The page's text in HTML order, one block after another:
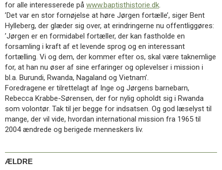
9.0:
Forside
10.0:
Nyheder
11.0:
Kalender
12.0:
Inspiration
13.0:
Værktøjskassen
14.0:
Mission
15.0:
Om
BaptistKirken
16.0:
Kontakt
Næste
indlæg:
Håndbogen
udForrige
for alle interesserede på www.baptisthistorie.dk.
’Det var en stor fornøjelse at høre Jørgen fortælle’, siger Bent
Hylleberg, der glæder sig over, at erindringerne nu offentliggøres:
’Jørgen er en formidabel fortæller, der kan fastholde en
forsamling i kraft af et levende sprog og en interessant
fortælling. Vi og dem, der kommer efter os, skal være taknemlige
for, at han nu øser af sine erfaringer og oplevelser i mission i
bl.a. Burundi, Rwanda, Nagaland og Vietnam’.
Foredragene er tilrettelagt af Inge og Jørgens barnebarn,
Rebecca Krabbe-Sørensen, der for nylig opholdt sig i Rwanda
som volontør. Tak til jer begge for indsatsen. Og god læselyst til
mange, der vil vide, hvordan international mission fra 1965 til
2004 ændrede og berigede menneskers liv.
ÆLDRE